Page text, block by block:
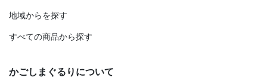
地域からを探す
すべての商品から探す
かごしまぐるりについて